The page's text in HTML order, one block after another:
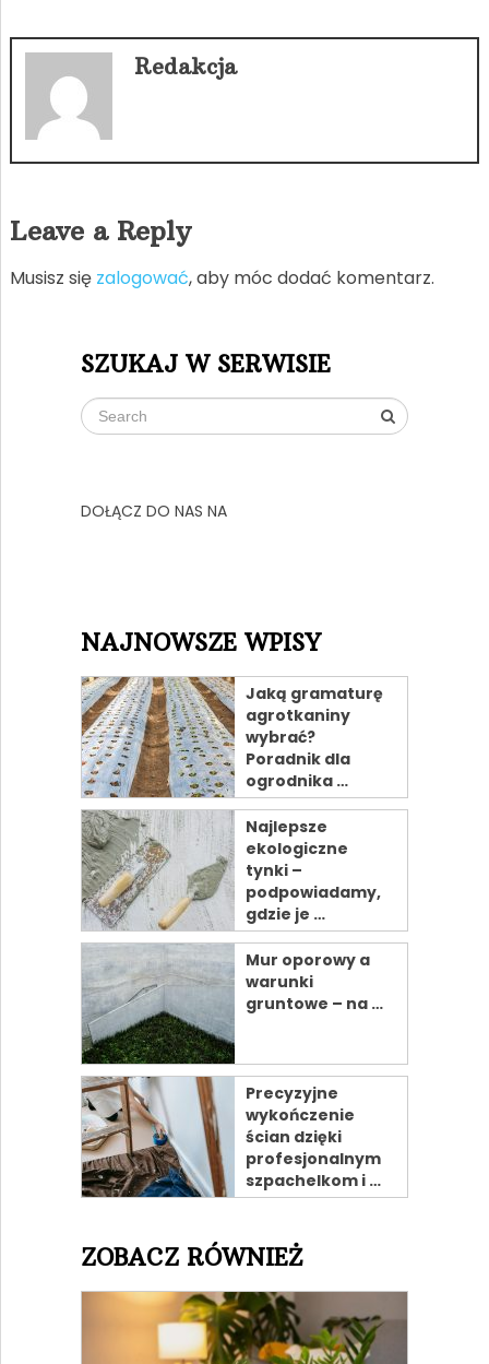
Redakcja
Leave a Reply
Musisz się zalogować, aby móc dodać komentarz.
SZUKAJ W SERWISIE
DOŁĄCZ DO NAS NA
NAJNOWSZE WPISY
Jaką gramaturę
agrotkaniny
wybrać?
Poradnik dla
ogrodnika …
Najlepsze
ekologiczne
tynki –
podpowiadamy,
gdzie je …
Mur oporowy a
warunki
gruntowe – na …
Precyzyjne
wykończenie
ścian dzięki
profesjonalnym
szpachelkom i …
ZOBACZ RÓWNIEŻ